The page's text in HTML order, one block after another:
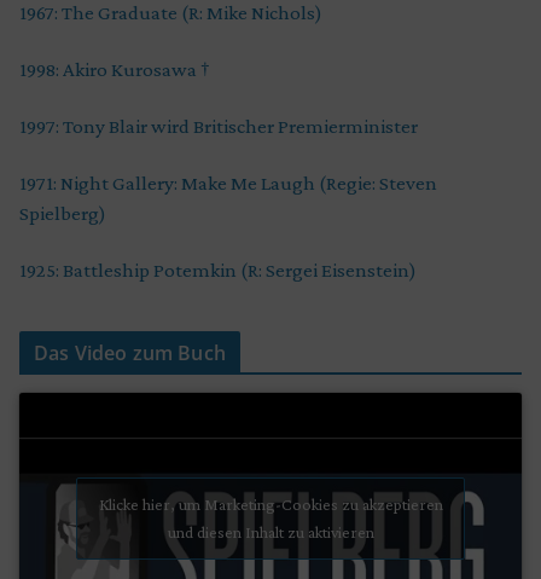
1967: The Graduate (R: Mike Nichols)
1998: Akiro Kurosawa †
1997: Tony Blair wird Britischer Premierminister
1971: Night Gallery: Make Me Laugh (Regie: Steven
Spielberg)
1925: Battleship Potemkin (R: Sergei Eisenstein)
Das Video zum Buch
Klicke hier, um Marketing-Cookies zu akzeptieren
und diesen Inhalt zu aktivieren